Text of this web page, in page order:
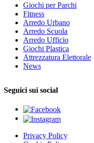
Giochi per Parchi
Fitness
Arredo Urbano
Arredo Scuola
Arredo Ufficio
Giochi Plastica
Attrezzatura Elettorale
News
Seguici sui social
Privacy Policy